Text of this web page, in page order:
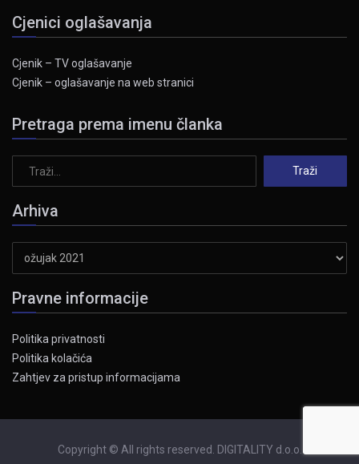
Cjenici oglašavanja
Cjenik – TV oglašavanje
Cjenik – oglašavanje na web stranici
Pretraga prema imenu članka
Arhiva
Pravne informacije
Politika privatnosti
Politika kolačića
Zahtjev za pristup informacijama
Copyright © All rights reserved. DIGITALITY d.o.o.